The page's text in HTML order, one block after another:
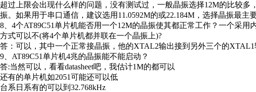
超过上限会出现什么样的问题，没有测试过，一般晶振选择12M的比较多
振。如果用于串口通信，建议选用11.0592M的或22.184M，选择晶振最主
8、4个AT89C51单片机能否用一个12M的晶振使其都正常工作？一个采
方式可以不(将4个单片机都并联在一个晶振上)?
答：可以，其中一个正常接晶振，他的XTAL2输出接到另外三个的XTAL1
9、AT89C51单片机4兆的晶振能不能启动？
答:当然可以，看看datasheet吧，我估计1M的都可以
还有的单片机如2051可能还可以低
台系日系有的可以到32.768kHz